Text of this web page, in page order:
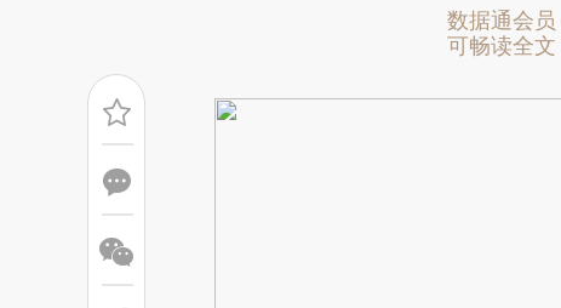
数据通会员
可畅读全文